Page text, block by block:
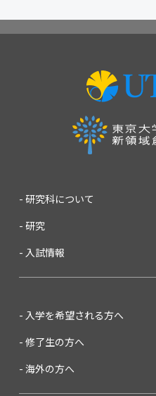
研究科について
研究
入試情報
入学を希望される方へ
修了生の方へ
海外の方へ